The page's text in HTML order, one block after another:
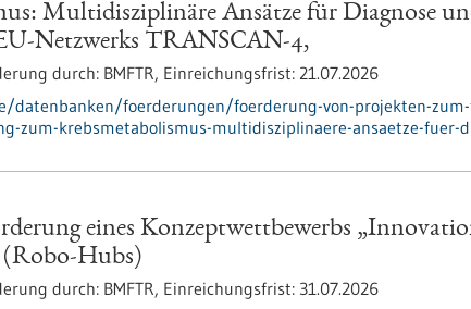
Multidisziplinäre Ansätze für Diagnose
Netzwerks TRANSCAN-4,
durch: BMFTR, Einreichungsfrist: 21.07.2026
datenbanken/foerderungen/foerderung-von-projekten-
zum-krebsmetabolismus-multidisziplinaere-ansaetze-fuer-
eines Konzeptwettbewerbs
(Robo-Hubs)
durch: BMFTR, Einreichungsfrist: 31.07.2026